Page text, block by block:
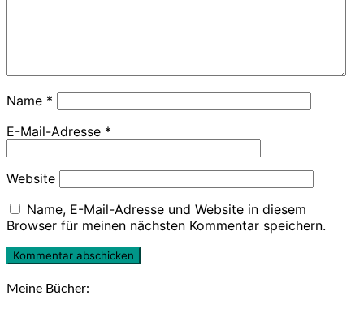
Name *
E-Mail-Adresse *
Website
Name, E-Mail-Adresse und Website in diesem
Browser für meinen nächsten Kommentar speichern.
Meine Bücher: